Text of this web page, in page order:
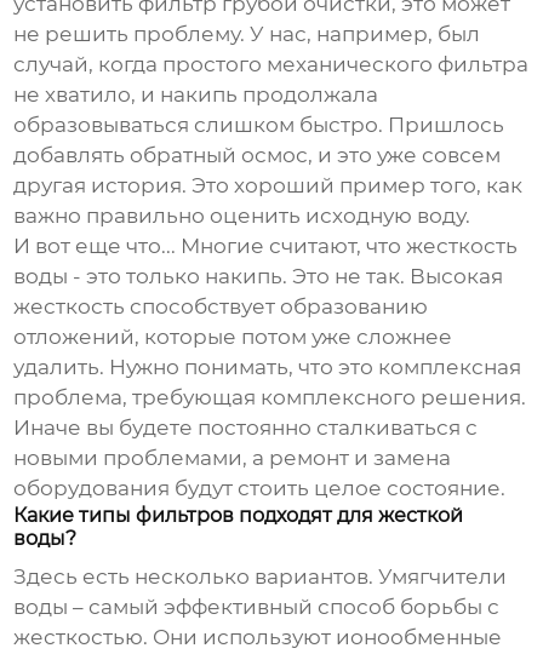
не решить проблему. У нас, например, был
случай, когда простого механического фильтра
не хватило, и накипь продолжала
образовываться слишком быстро. Пришлось
добавлять обратный осмос, и это уже совсем
другая история. Это хороший пример того, как
важно правильно оценить исходную воду.
И вот еще что... Многие считают, что жесткость
воды - это только накипь. Это не так. Высокая
жесткость способствует образованию
отложений, которые потом уже сложнее
удалить. Нужно понимать, что это комплексная
проблема, требующая комплексного решения.
Иначе вы будете постоянно сталкиваться с
новыми проблемами, а ремонт и замена
оборудования будут стоить целое состояние.
Какие типы фильтров подходят для жесткой
воды?
Здесь есть несколько вариантов. Умягчители
воды – самый эффективный способ борьбы с
жесткостью. Они используют ионообменные